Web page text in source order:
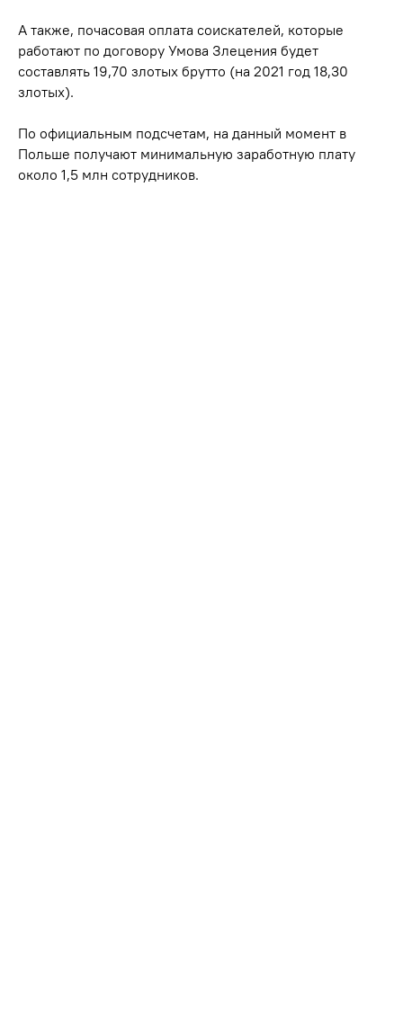
А также, почасовая оплата соискателей, которые
работают по договору Умова Злецения будет
составлять 19,70 злотых брутто (на 2021 год 18,30
злотых).
По официальным подсчетам, на данный момент в
Польше получают минимальную заработную плату
около 1,5 млн сотрудников.